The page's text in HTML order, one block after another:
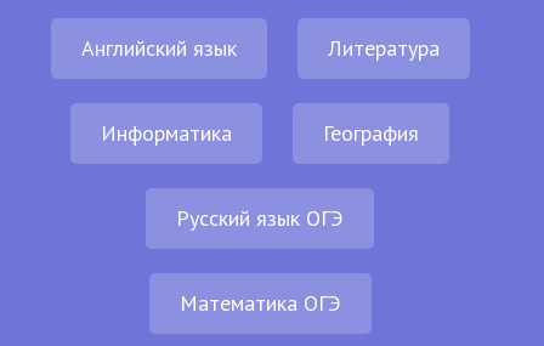
Английский язык Литература
Информатика География
Русский язык ОГЭ
Математика ОГЭ